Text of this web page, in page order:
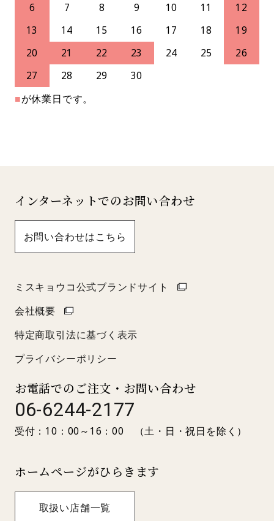
6
7 8 9 10 11
12
13
14 15 16 17 18
19
20
21 22 23 24 25
26
27
28 29
30
■が休業日です。
インターネットでのお問い合わせ
お問い合わせはこちら
ミスキョウコ公式ブランドサイト
会社概要
特定商取引法に基づく表示
プライバシーポリシー
お電話でのご注文・お問い合わせ
06-6244-2177
受付：10：00～16：00 （土・日・祝日を除く）
ホームページがひらきます
取扱い店舗一覧